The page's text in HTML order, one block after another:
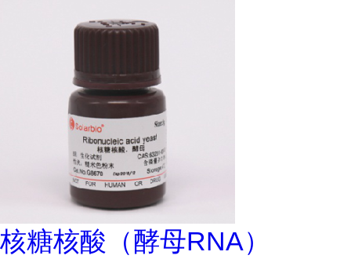
核糖核酸（酵母RNA）